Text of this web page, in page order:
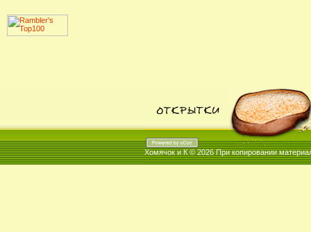
Хомячок и К © 2026При копировании